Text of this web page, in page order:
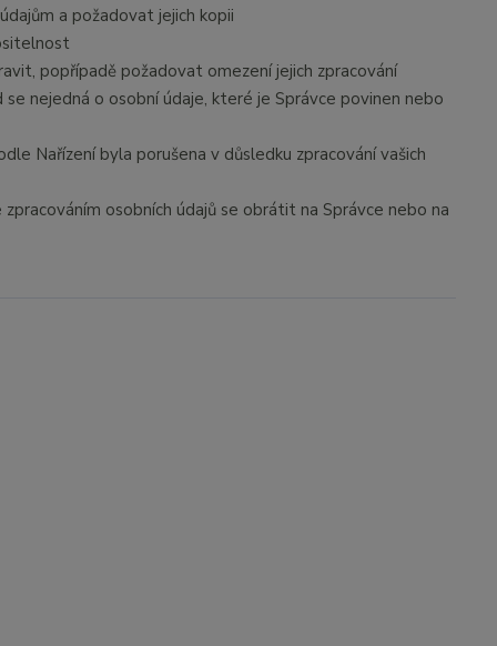
a požadovat jejich kopii
popřípadě požadovat omezení jejich zpracování
nejedná o osobní údaje, které je Správce povinen nebo
Nařízení byla porušena v důsledku zpracování vašich
osobních údajů se obrátit na Správce nebo na